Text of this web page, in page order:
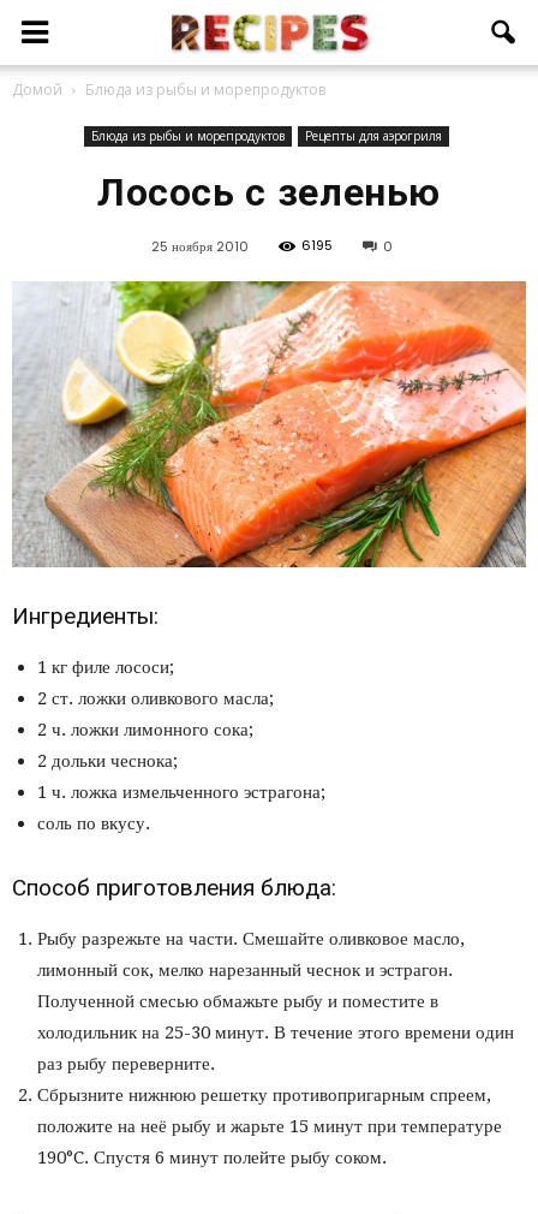
Домой Блюда из рыбы и морепродуктов
Блюда из рыбы и морепродуктов Рецепты для аэрогриля
Лосось с зеленью
25 ноября 2010 6195 0
Ингредиенты:
1 кг филе лососи;
2 ст. ложки оливкового масла;
2 ч. ложки лимонного сока;
2 дольки чеснока;
1 ч. ложка измельченного эстрагона;
соль по вкусу.
Способ приготовления блюда:
Рыбу разрежьте на части. Смешайте оливковое масло,
лимонный сок, мелко нарезанный чеснок и эстрагон.
Полученной смесью обмажьте рыбу и поместите в
холодильник на 25-30 минут. В течение этого времени один
раз рыбу переверните.
Сбрызните нижнюю решетку противопригарным спреем,
положите на неё рыбу и жарьте 15 минут при температуре
190°C. Спустя 6 минут полейте рыбу соком.